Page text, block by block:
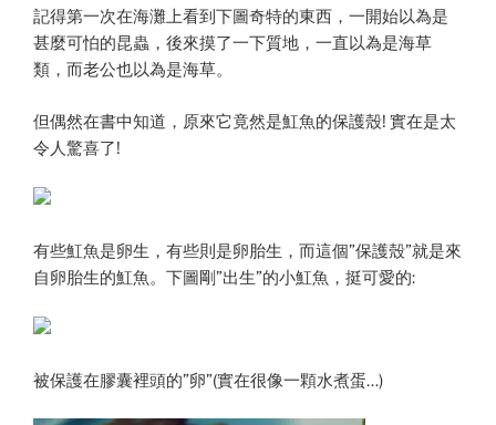
記得第一次在海灘上看到下圖奇特的東西，一開始以為是
甚麼可怕的昆蟲，後來摸了一下質地，一直以為是海草
類，而老公也以為是海草。
但偶然在書中知道，原來它竟然是魟魚的保護殼! 實在是太
令人驚喜了!
有些魟魚是卵生，有些則是卵胎生，而這個”保護殼”就是來
自卵胎生的魟魚。下圖剛”出生”的小魟魚，挺可愛的:
被保護在膠囊裡頭的”卵”(實在很像一顆水煮蛋…)